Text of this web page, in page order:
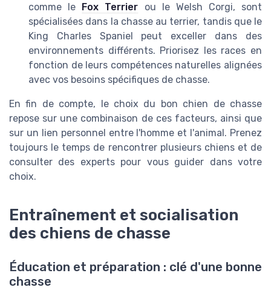
comme le Fox Terrier ou le Welsh Corgi, sont
spécialisées dans la chasse au terrier, tandis que le
King Charles Spaniel peut exceller dans des
environnements différents. Priorisez les races en
fonction de leurs compétences naturelles alignées
avec vos besoins spécifiques de chasse.
En fin de compte, le choix du bon chien de chasse
repose sur une combinaison de ces facteurs, ainsi que
sur un lien personnel entre l'homme et l'animal. Prenez
toujours le temps de rencontrer plusieurs chiens et de
consulter des experts pour vous guider dans votre
choix.
Entraînement et socialisation
des chiens de chasse
Éducation et préparation : clé d'une bonne
chasse